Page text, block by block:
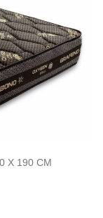
X 190 CM